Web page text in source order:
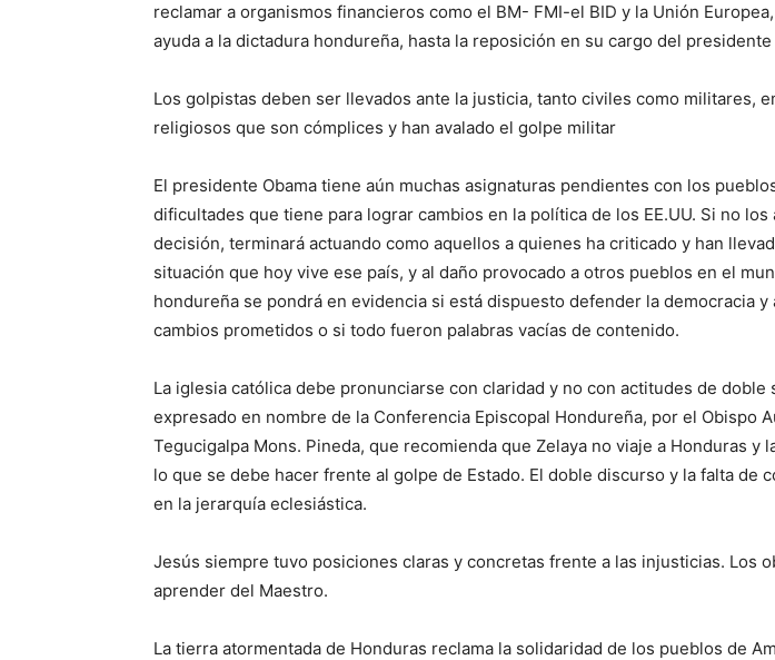
reclamar a organismos financieros como el BM- FMI-el BID y la Unión
ayuda a la dictadura hondureña, hasta la reposición en su cargo del presidente
Los golpistas deben ser llevados ante la justicia, tanto civiles como militares,
religiosos que son cómplices y han avalado el golpe militar
El presidente Obama tiene aún muchas asignaturas pendientes con los
dificultades que tiene para lograr cambios en la política de los EE.UU. Si no
decisión, terminará actuando como aquellos a quienes ha criticado y han
situación que hoy vive ese país, y al daño provocado a otros pueblos en el
hondureña se pondrá en evidencia si está dispuesto defender la democracia y
cambios prometidos o si todo fueron palabras vacías de contenido.
La iglesia católica debe pronunciarse con claridad y no con actitudes de doble
expresado en nombre de la Conferencia Episcopal Hondureña, por el Obispo
Tegucigalpa Mons. Pineda, que recomienda que Zelaya no viaje a Honduras y
lo que se debe hacer frente al golpe de Estado. El doble discurso y la falta de
en la jerarquía eclesiástica.
Jesús siempre tuvo posiciones claras y concretas frente a las injusticias. Los
aprender del Maestro.
La tierra atormentada de Honduras reclama la solidaridad de los pueblos de